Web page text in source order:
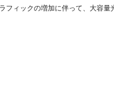
フィックの増加に伴って、大容